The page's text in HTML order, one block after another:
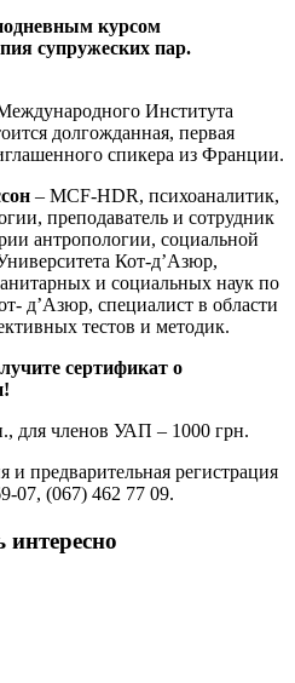
курсом
супружеских пар.
Института
долгожданная, первая
спикера из Франции.
– MCF-HDR, психоаналитик,
преподаватель и сотрудник
антропологии, социальной
Кот-д’Азюр,
и социальных наук по
д’Азюр, специалист в области
тестов и методик.
сертификат о
для членов УАП – 1000 грн.
предварительная регистрация
07, (067) 462 77 09.